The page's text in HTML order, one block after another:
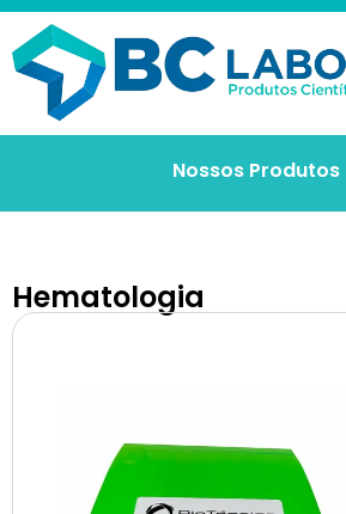
Nossos Produtos
Hematologia